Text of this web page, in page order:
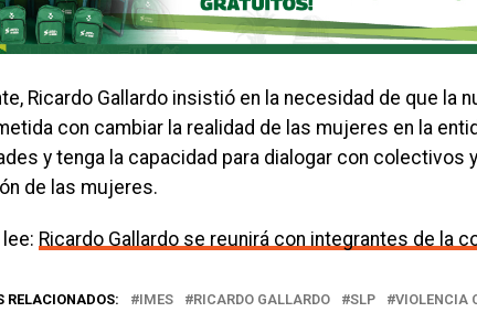
Ricardo Gallardo insistió en la necesidad de que la
con cambiar la realidad de las mujeres en la
y tenga la capacidad para dialogar con colectivos
de las mujeres.
Ricardo Gallardo se reunirá con integrantes de la
RELACIONADOS: IMES RICARDO GALLARDO SLP VIOLENCIA